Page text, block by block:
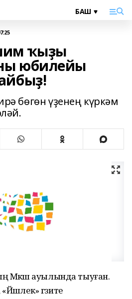
ҡыҙы
юбилейы
бөгөн үҙенең күркәм
Мәкәш ауылында тыуған.
гәзите